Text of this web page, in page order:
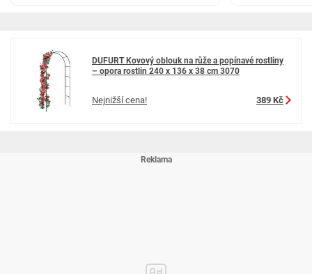
DUFURT Kovový oblouk na růže a popínavé rostliny
– opora rostlin 240 x 136 x 38 cm 3070
Nejnižší cena! 389 Kč